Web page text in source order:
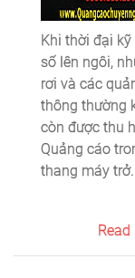
Khi thời đại
số lên ngôi,
rơi và các
thông thường
còn được thu
Quảng cáo
thang máy